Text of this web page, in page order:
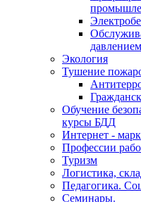
давлением
Экология
Тушение
Обучение
курсы БДД
Интернет -
Профессии
Туризм
Логистика,
Педагогика.
Семинары.